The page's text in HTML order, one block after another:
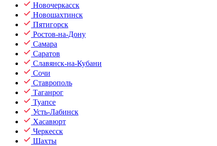
Новочеркасск
Новошахтинск
Пятигорск
Ростов-на-Дону
Самара
Саратов
Славянск-на-Кубани
Сочи
Ставрополь
Таганрог
Туапсе
Усть-Лабинск
Хасавюрт
Черкесск
Шахты